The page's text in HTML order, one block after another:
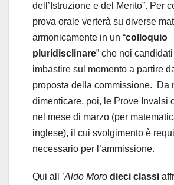
dell’Istruzione e del Merito”. Per
prova orale verterà su diverse
armonicamente in un “colloquio
pluridisclinare” che noi
imbastire sul momento a partire
proposta della commissione. Da
dimenticare, poi, le Prove Invalsi
nel mese di marzo (per
inglese), il cui svolgimento è
necessario per l’ammissione.
Qui all ’Aldo Moro dieci classi